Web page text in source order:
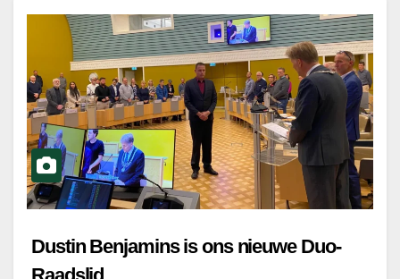
Dustin Benjamins is ons nieuwe Duo-